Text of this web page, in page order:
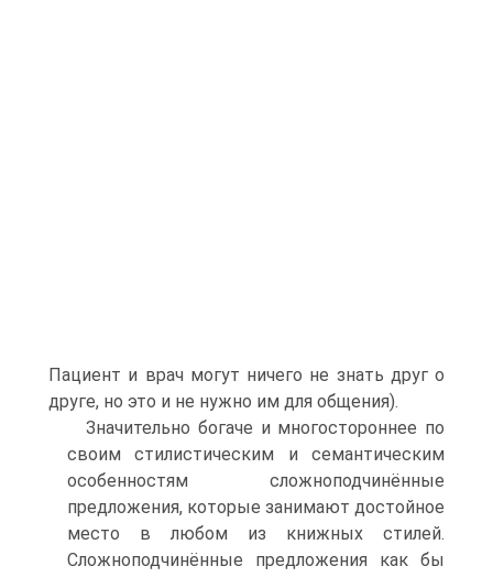
Пациент и врач могут ничего не знать друг о
друге, но это и не нужно им для общения).
Значительно богаче и многостороннее по
своим стилистическим и семантическим
особенностям сложноподчинённые
предложения, которые занимают достойное
место в любом из книжных стилей.
Сложноподчинённые предложения как бы